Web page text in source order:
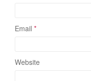
Email *
Website